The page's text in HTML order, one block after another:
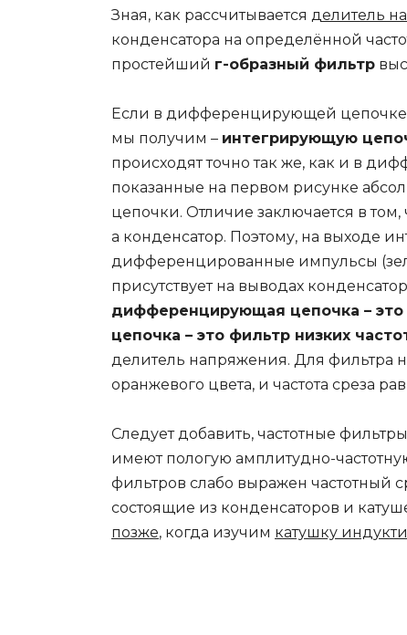
Зная, как рассчитывается делитель
конденсатора на определённой
простейший г-образный фильтр
Если в дифференцирующей цепочке
мы получим – интегрирующую
происходят точно так же, как и в
показанные на первом рисунке
цепочки. Отличие заключается в
а конденсатор. Поэтому, на выходе
дифференцированные импульсы
присутствует на выводах
дифференцирующая цепочка –
цепочка – это фильтр низких
делитель напряжения. Для фильтра
оранжевого цвета, и частота среза
Cледует добавить, частотные
имеют пологую амплитудно-
фильтров слабо выражен частотный
состоящие из конденсаторов и
позже, когда изучим катушку